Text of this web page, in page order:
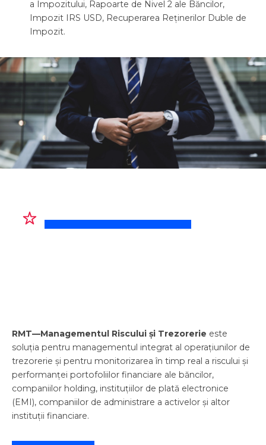
a Impozitului, Rapoarte de Nivel 2 ale Băncilor,
Impozit IRS USD, Recuperarea Reținerilor Duble de
Impozit.
RMT—Managementul Riscului și Trezorerie este
soluția pentru managementul integrat al operațiunilor de
trezorerie și pentru monitorizarea în timp real a riscului și
performanței portofoliilor financiare ale băncilor,
companiilor holding, instituțiilor de plată electronice
(EMI), companiilor de administrare a activelor și altor
instituții financiare.